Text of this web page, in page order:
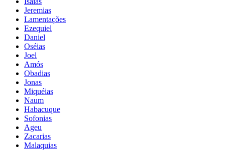
Jeremias
Lamentações
Ezequiel
Daniel
Oséias
Joel
Amós
Obadias
Jonas
Miquéias
Naum
Habacuque
Sofonias
Ageu
Zacarias
Malaquias